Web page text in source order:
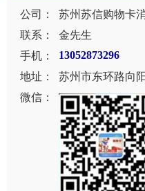
公司：
苏州苏信购物卡
联系：
金先生
手机：
13052873296
地址：
苏州市东环路向
微信：